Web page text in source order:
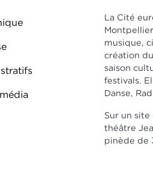
page DDO 1
La Cité
musique,
création
saison
festivals.
Danse,
Sur un
théâtre
pinède de